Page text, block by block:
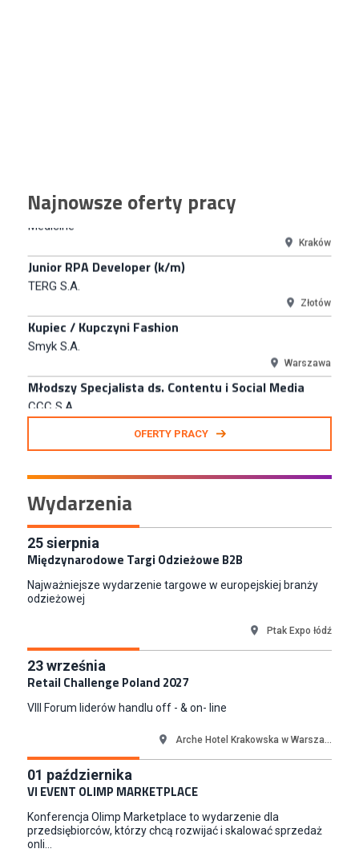
Najnowsze oferty pracy
TERG S.A.
Smyk S.A.
Młodszy Specjalista ds. Contentu i Social Media
CCC S.A.
Specjalista ds. Rozwoju Systemów IT (km)
N2H Sp. z o.o.
Kraków
Zastępca Kierownika Salonu CH Riviera (m/k)
Specjalista/tka ds. Utrzymania Ruchu
W.Kruk
Key Account Manager Meble
Empik
Młodszy Specjalista ds. Sprzedaży B2B (K/M/N)
Warszawa
Key Account Manager
Puccini
Kraków
Junior RPA Developer (k/m)
TERG S.A.
OFERTY PRACY
Wydarzenia
25sierpnia
Międzynarodowe Targi Odzieżowe B2B
Najważniejsze wydarzenie targowe w europejskiej branży
odzieżowej
Ptak Expo łódź
23września
Retail Challenge Poland 2027
VIII Forum liderów handlu off - & on- line
Arche Hotel Krakowska w Warsza...
01 października
VI EVENT OLIMP MARKETPLACE
Konferencja Olimp Marketplace to wydarzenie dla
przedsiębiorców, którzy chcą rozwijać i skalować sprzedaż
onli...